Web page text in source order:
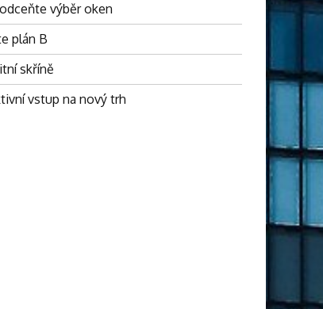
výběr oken
plán B
skříně
vstup na nový trh